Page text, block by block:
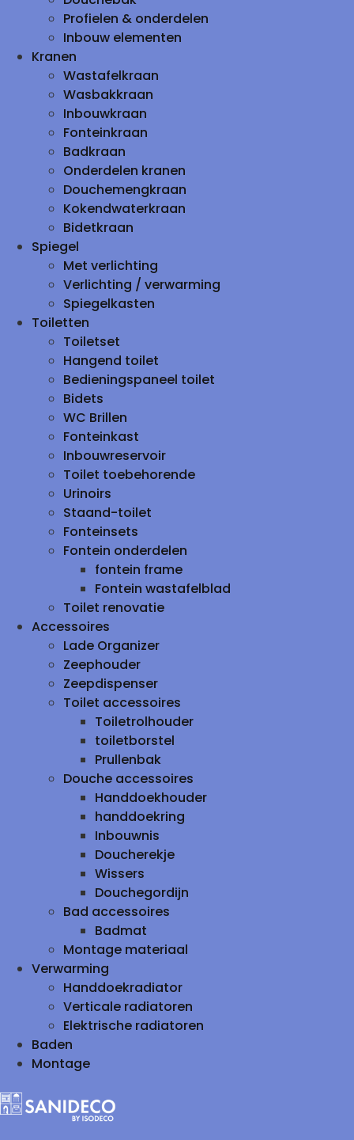
Profielen & onderdelen
Inbouw elementen
Kranen
Wastafelkraan
Wasbakkraan
Inbouwkraan
Fonteinkraan
Badkraan
Onderdelen kranen
Douchemengkraan
Kokendwaterkraan
Bidetkraan
Spiegel
Met verlichting
Verlichting / verwarming
Spiegelkasten
Toiletten
Toiletset
Hangend toilet
Bedieningspaneel toilet
Bidets
WC Brillen
Fonteinkast
Inbouwreservoir
Toilet toebehorende
Urinoirs
Staand-toilet
Fonteinsets
Fontein onderdelen
fontein frame
Fontein wastafelblad
Toilet renovatie
Accessoires
Lade Organizer
Zeephouder
Zeepdispenser
Toilet accessoires
Toiletrolhouder
toiletborstel
Prullenbak
Douche accessoires
Handdoekhouder
handdoekring
Inbouwnis
Doucherekje
Wissers
Douchegordijn
Bad accessoires
Badmat
Montage materiaal
Verwarming
Handdoekradiator
Verticale radiatoren
Elektrische radiatoren
Baden
Montage